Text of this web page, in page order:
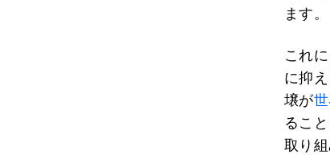
ます。
これ
に抑
壌が
るこ
取り